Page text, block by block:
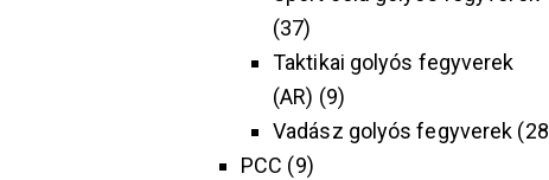
37
Taktikai golyós fegyverek
(AR) 9
Vadász golyós fegyverek 28
PCC
9